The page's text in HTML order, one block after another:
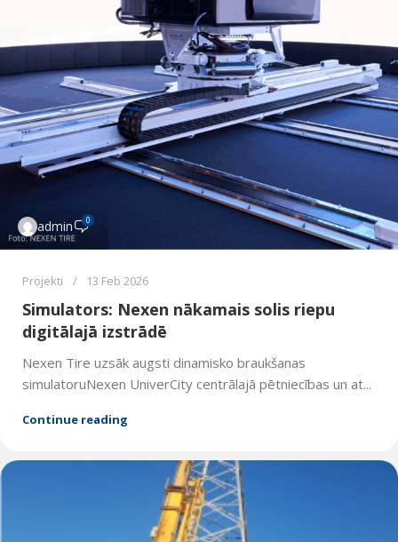
admin 0
Projekti 13 Feb 2026
Simulators: Nexen nākamais solis riepu
digitālajā izstrādē
Nexen Tire uzsāk augsti dinamisko braukšanas
simulatoruNexen UniverCity centrālajā pētniecības un at...
Continue reading